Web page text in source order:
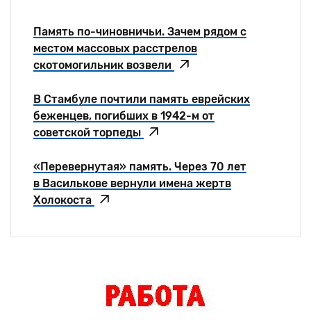
Память по-чиновничьи. Зачем рядом с
местом массовых расстрелов
скотомогильник возвели
В Стамбуле почтили память еврейских
беженцев, погибших в 1942-м от
советской торпеды
«Перевернутая» память. Через 70 лет
в Василькове вернули имена жертв
Холокоста